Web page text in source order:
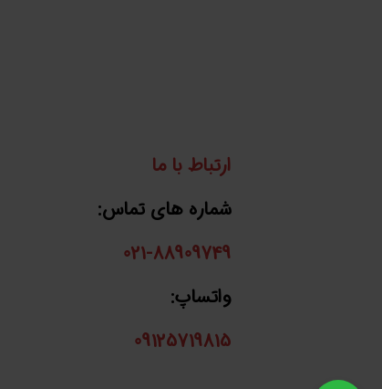
ارتباط با ما
شماره های تماس:
021-88909749
واتساپ:
09125719815